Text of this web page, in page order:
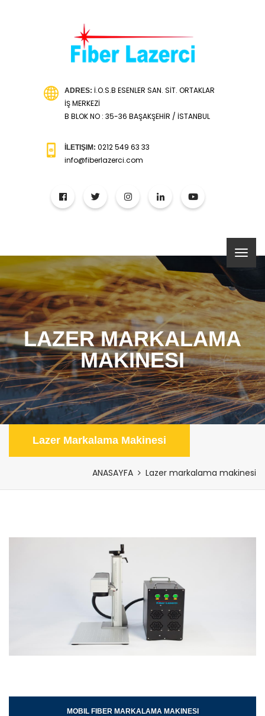
ADRES: İ.O.S.B ESENLER SAN. SİT. ORTAKLAR
İŞ MERKEZİ
B BLOK NO : 35-36 BAŞAKŞEHİR / İSTANBUL
İLETIŞIM: 0212 549 63 33
info@fiberlazerci.com
LAZER MARKALAMA
MAKINESI
Lazer Markalama Makinesi
ANASAYFA Lazer markalama makinesi
MOBIL FIBER MARKALAMA MAKINESI